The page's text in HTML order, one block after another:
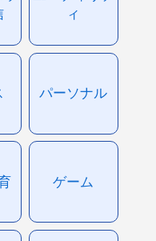
ィ
パーソナル
ゲーム